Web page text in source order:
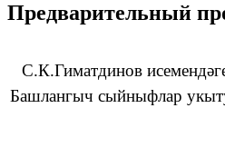
Предварительный
С.К.Гиматдинов
Башлангыч сыйныфлар